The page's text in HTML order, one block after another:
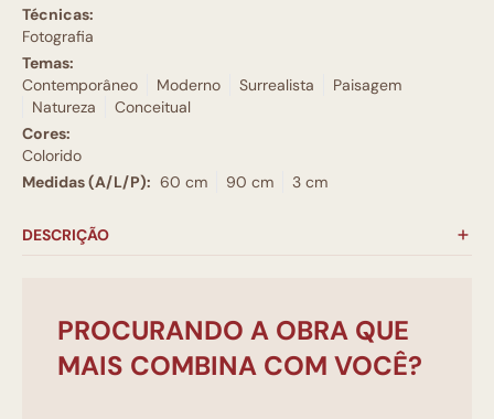
Técnicas:
Fotografia
Temas:
Contemporâneo
Moderno Surrealista
Paisagem
Natureza
Conceitual
Cores:
Colorido
Medidas (A/L/P): 60 cm 90 cm 3 cm
DESCRIÇÃO
PROCURANDO A OBRA QUE
MAIS COMBINA COM VOCÊ?